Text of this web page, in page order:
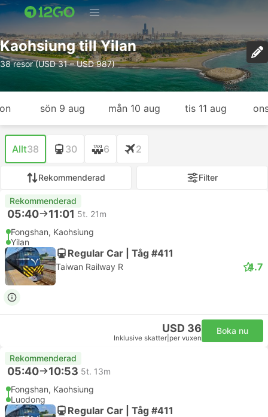
Kaohsiung till Yilan
38 resor (USD 31 – USD 987)
sön 9 aug mån 10 aug tis 11 aug
Allt38 30 6 2
Rekommenderad Filter
Rekommenderad
05:40 11:01 5t. 21m
Fongshan, Kaohsiung
Yilan
Regular Car | Tåg #411
Taiwan Railway R 4.7
USD 36
Inklusive skatter per vuxen
Boka nu
Rekommenderad
05:40 10:53 5t. 13m
Fongshan, Kaohsiung
Luodong
Regular Car | Tåg #411